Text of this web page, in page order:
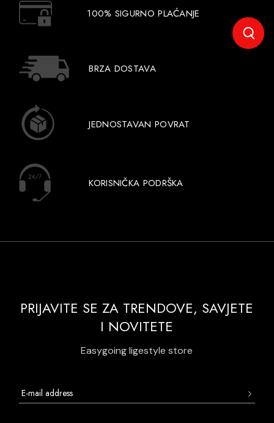
100% SIGURNO PLAĆANJE
BRZA DOSTAVA
JEDNOSTAVAN POVRAT
KORISNIČKA PODRŠKA
PRIJAVITE SE ZA TRENDOVE, SAVJETE
I NOVITETE
Easygoing ligestyle store